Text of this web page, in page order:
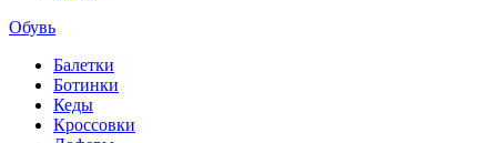
Обувь
Балетки
Ботинки
Кеды
Кроссовки